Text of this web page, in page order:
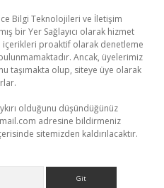
Bilgi Teknolojileri ve İletişim
bir Yer Sağlayıcı olarak hizmet
proaktif olarak denetleme
Ancak, üyelerimiz
taşımakta olup, siteye üye olarak
olduğunu düşündüğünüz
adresine bildirmeniz
sitemizden kaldırılacaktır.